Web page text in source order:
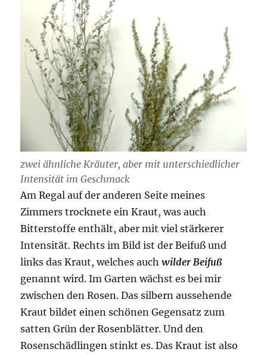
zwei ähnliche Kräuter, aber mit unterschiedlicher
Intensität im Geschmack
Am Regal auf der anderen Seite meines
Zimmers trocknete ein Kraut, was auch
Bitterstoffe enthält, aber mit viel stärkerer
Intensität. Rechts im Bild ist der Beifuß und
links das Kraut, welches auch wilder Beifuß
genannt wird. Im Garten wächst es bei mir
zwischen den Rosen. Das silbern aussehende
Kraut bildet einen schönen Gegensatz zum
satten Grün der Rosenblätter. Und den
Rosenschädlingen stinkt es. Das Kraut ist also